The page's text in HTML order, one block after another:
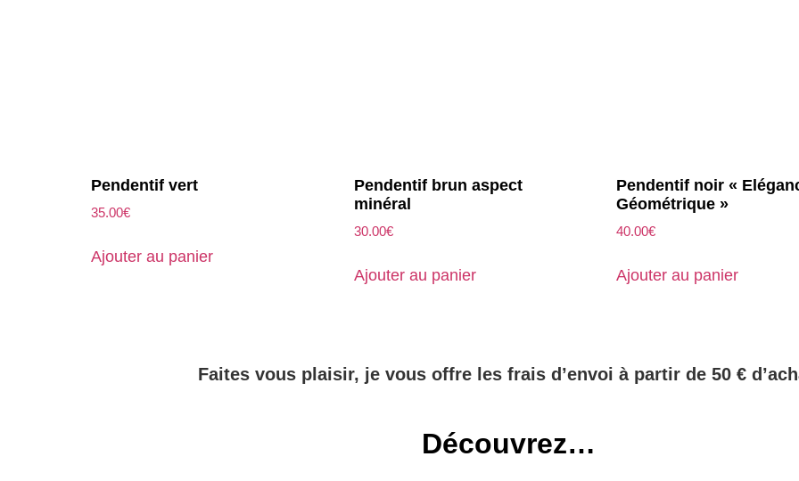
Pendentif vert
35.00€
Ajouter au panier
Pendentif brun aspect
minéral
30.00€
Ajouter au panier
Pendentif noir «
Géométrique »
40.00€
Ajouter au panier
Faites vous plaisir, je vous offre les frais d’envoi à partir de 50 €
Découvrez…